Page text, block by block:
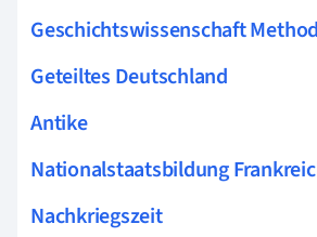
Geschichtswissenschaft
Geteiltes Deutschland
Antike
Nationalstaatsbildung
Nachkriegszeit